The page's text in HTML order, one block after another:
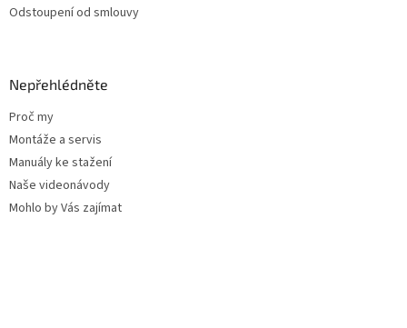
Odstoupení od smlouvy
Nepřehlédněte
Proč my
Montáže a servis
Manuály ke stažení
Naše videonávody
Mohlo by Vás zajímat